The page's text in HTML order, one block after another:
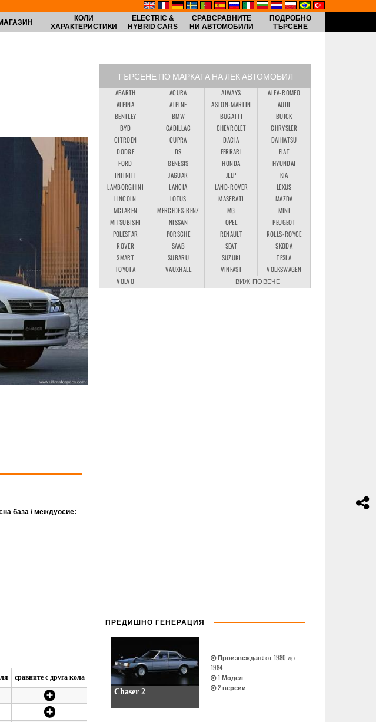
КОЛИ
ХАРАКТЕРИСТИКИ
ELECTRIC &
HYBRID CARS
СРАВСРАВНИТЕ
НИ АВТОМОБИЛИ
ПОДРОБНО
ТЪРСЕНЕ
база / междуосие:
сравните с друга кола
ТЪРСЕНЕ ПО МАРКАТА НА ЛЕК АВТОМОБИЛ
ABARTH ACURA AIWAYS
ALFA-ROMEO
ALPINA
ALPINE ASTON-MARTIN
AUDI
BENTLEY
BMW BUGATTI
BUICK
BYD
CADILLAC CHEVROLET
CHRYSLER
CITROEN
CUPRA DACIA
DAIHATSU
DODGE
DS FERRARI
FIAT
FORD
GENESIS HONDA
HYUNDAI
INFINITI
JAGUAR JEEP
KIA
LAMBORGHINI
LANCIA LAND-ROVER
LEXUS
LINCOLN
LOTUS MASERATI
MAZDA
MCLAREN
MERCEDES-BENZ MG
MINI
MITSUBISHI
NISSAN OPEL
PEUGEOT
POLESTAR
PORSCHE RENAULT
ROLLS-ROYCE
ROVER
SAAB SEAT
SKODA
SMART
SUBARU SUZUKI
TESLA
TOYOTA
VAUXHALL VINFAST
VOLKSWAGEN
VOLVO
ВИЖ ПОВЕЧЕ
ПРЕДИШНО ГЕНЕРАЦИЯ
Chaser 2
Произвеждан:от 1980 до
1984
1Модел
2версии